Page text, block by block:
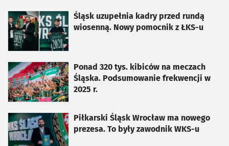
Śląsk uzupełnia kadry przed rundą
wiosenną. Nowy pomocnik z ŁKS-u
otworzy się w nowej karcie
Ponad 320 tys. kibiców na meczach
Śląska. Podsumowanie frekwencji w
2025 r.
otworzy się w nowej karcie
Piłkarski Śląsk Wrocław ma nowego
prezesa. To były zawodnik WKS-u
otworzy się w nowej karcie